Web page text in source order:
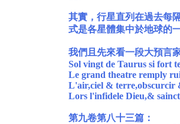
其實，行星直列在過去每
式是各星體集中於地球的
我們且先來看一段大預言
Sol vingt de Taurus si
Le grand theatre remply
L'air,ciel &
Lors l'infidele Dieu,&
第九卷第八十三篇：